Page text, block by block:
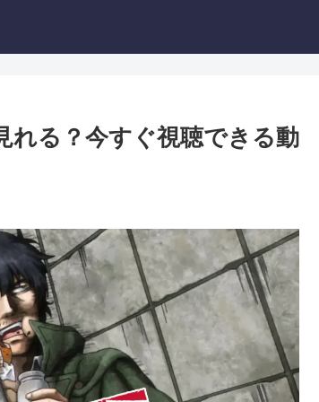
れる？今すぐ視聴できる動